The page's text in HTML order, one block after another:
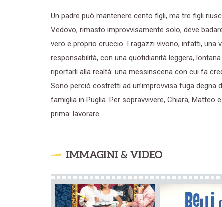
Un padre può mantenere cento figli, ma tre figli
Vedovo, rimasto improvvisamente solo, deve
vero e proprio cruccio. I ragazzi vivono, infatti, una
responsabilità, con una quotidianità leggera,
riportarli alla realtà: una messinscena con cui fa
Sono perciò costretti ad un’improvvisa fuga
famiglia in Puglia. Per sopravvivere, Chiara,
prima: lavorare.
IMMAGINI & VIDEO